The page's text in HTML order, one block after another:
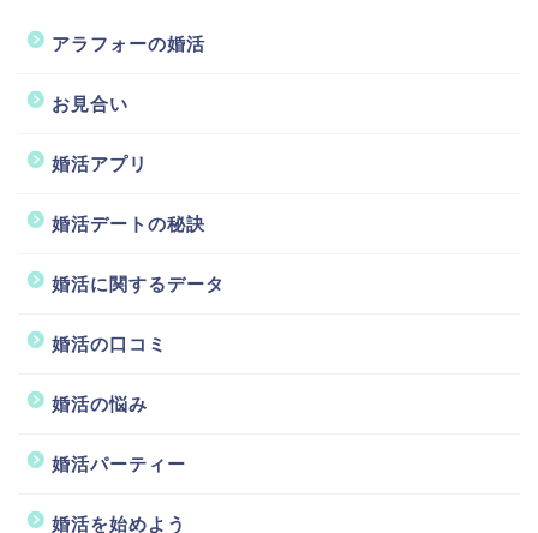
アラフォーの婚活
お見合い
婚活アプリ
婚活デートの秘訣
婚活に関するデータ
婚活の口コミ
婚活の悩み
婚活パーティー
婚活を始めよう